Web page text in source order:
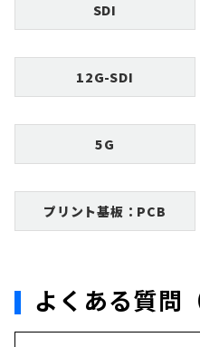
SDI
12G-SDI
5G
プリント基板：PCB
よくある質問